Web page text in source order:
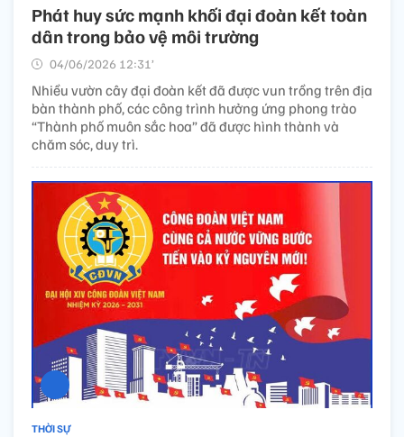
Phát huy sức mạnh khối đại đoàn kết toàn
dân trong bảo vệ môi trường
04/06/2026 12:31’
Nhiều vườn cây đại đoàn kết đã được vun trồng trên địa
bàn thành phố, các công trình hưởng ứng phong trào
“Thành phố muôn sắc hoa” đã được hình thành và
chăm sóc, duy trì.
THỜI SỰ